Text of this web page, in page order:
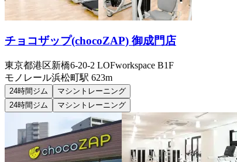
チョコザップ(chocoZAP) 御成門店
東京都港区新橋6-20-2 LOFworkspace B1F
モノレール浜松町駅 623m
24時間ジム
マシントレーニング
24時間ジム
マシントレーニング